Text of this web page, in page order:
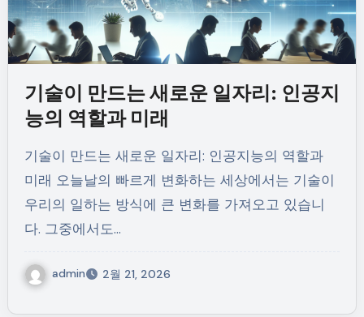
기술이 만드는 새로운 일자리: 인공지
능의 역할과 미래
기술이 만드는 새로운 일자리: 인공지능의 역할과
미래 오늘날의 빠르게 변화하는 세상에서는 기술이
우리의 일하는 방식에 큰 변화를 가져오고 있습니
다. 그중에서도…
admin 2월 21, 2026